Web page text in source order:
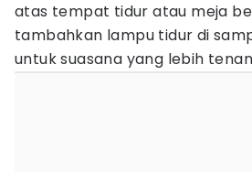
atas tempat tidur atau meja
tambahkan lampu tidur di
untuk suasana yang lebih